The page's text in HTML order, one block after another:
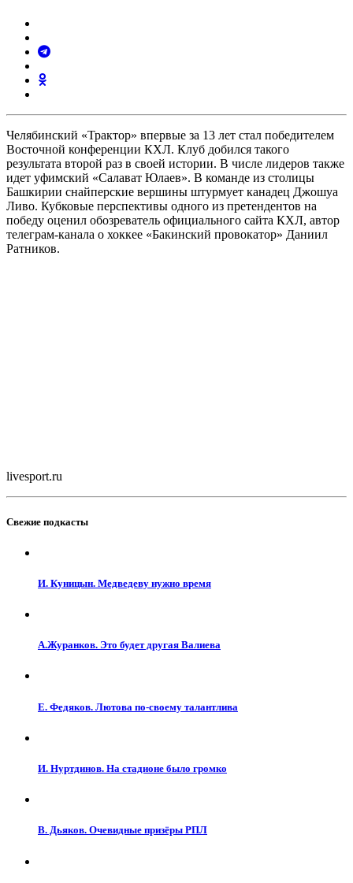
Челябинский «Трактор» впервые за 13 лет стал победителем
Восточной конференции КХЛ. Клуб добился такого
результата второй раз в своей истории. В числе лидеров также
идет уфимский «Салават Юлаев». В команде из столицы
Башкирии снайперские вершины штурмует канадец Джошуа
Ливо. Кубковые перспективы одного из претендентов на
победу оценил обозреватель официального сайта КХЛ, автор
телеграм-канала о хоккее «Бакинский провокатор» Даниил
Ратников.
livesport.ru
Свежие подкасты
И. Куницын. Медведеву нужно время
А.Журанков. Это будет другая Валиева
Е. Федяков. Лютова по-своему талантлива
И. Нуртдинов. На стадионе было громко
В. Дьяков. Очевидные призёры РПЛ